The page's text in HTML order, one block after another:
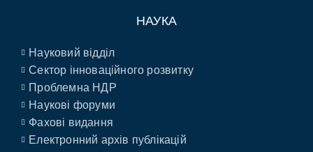
НАУКА
Науковий відділ
Сектор інноваційного розвитку
Проблемна НДР
Наукові форуми
Фахові видання
Електронний архів публікацій